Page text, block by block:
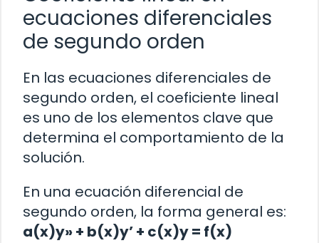
ecuaciones diferenciales
de segundo orden
En las ecuaciones diferenciales de
segundo orden, el coeficiente lineal
es uno de los elementos clave que
determina el comportamiento de la
solución.
En una ecuación diferencial de
segundo orden, la forma general es:
a(x)y» + b(x)y’ + c(x)y = f(x)